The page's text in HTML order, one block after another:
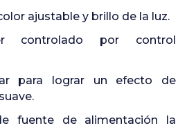
ajustable y brillo de la luz.
controlado por control
para lograr un efecto de
fuente de alimentación la